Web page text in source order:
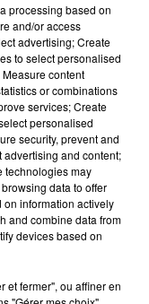
PERTURBÉE
?
processing based on
and/or access
advertising; Create
to select personalised
content
or combinations
services; Create
personalised
security, prevent and
advertising and content;
technologies may
data to offer
information actively
and combine data from
devices based on
et fermer", ou affiner en